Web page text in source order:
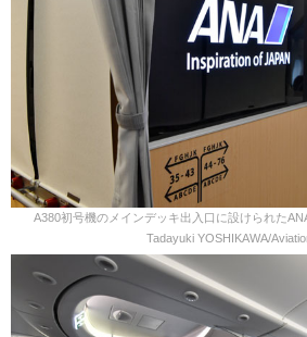
A380初号機のメインデッキ出入口に設けられた
Tadayuki YOSHIKAWA/